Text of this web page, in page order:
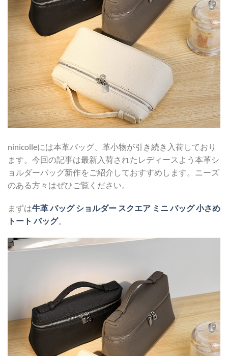
ninicolleには本革バッグ、革小物が引き続き入荷しており
ます。今回の記事は最新入荷されたレディースよう本革シ
ョルダーバッグ新作をご紹介しておすすめします。ニーズ
のある方々はぜひご覧ください。
まずは牛革 バッグ ショルダー スクエア ミニ バッグ 小さめ
トート バッグ。